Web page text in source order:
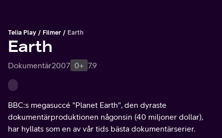
Telia Play Filmer Earth
Earth
Dokumentär2007 0+ 7.9
BBC:s megasuccé "Planet Earth", den dyraste
dokumentärproduktionen någonsin (40 miljoner dollar),
har hyllats som en av vår tids bästa dokumentärserier.